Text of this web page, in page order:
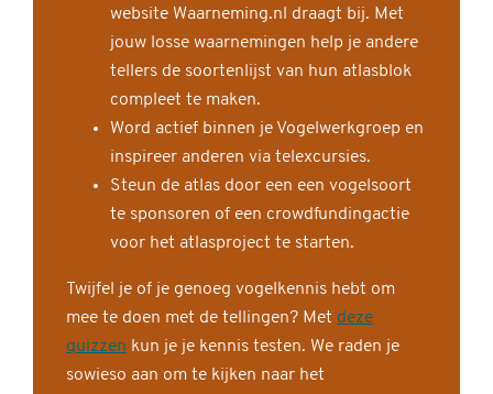
website Waarneming.nl draagt bij. Met
jouw losse waarnemingen help je andere
tellers de soortenlijst van hun atlasblok
compleet te maken.
Word actief binnen je Vogelwerkgroep en
inspireer anderen via telexcursies.
Steun de atlas door een een vogelsoort
te sponsoren of een crowdfundingactie
voor het atlasproject te starten.
Twijfel je of je genoeg vogelkennis hebt om
mee te doen met de tellingen? Met deze
quizzen kun je je kennis testen. We raden je
sowieso aan om te kijken naar het